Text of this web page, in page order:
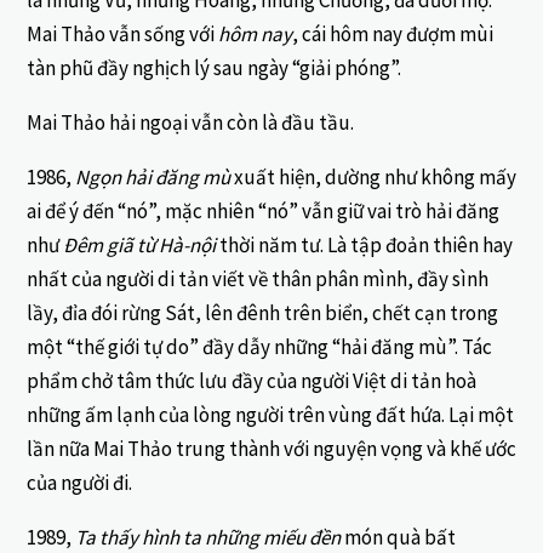
Mai Thảo vẫn sống vớihôm nay, cái hôm nay đượm mùi
tàn phũ đầy nghịch lý sau ngày “giải phóng”.
Mai Thảo hải ngoại vẫn còn là đầu tầu.
1986, Ngọn hải đăng mùxuất hiện, dường như không mấy
ai để ý đến “nó”, mặc nhiên “nó” vẫn giữ vai trò hải đăng
nhưĐêm giã từ Hà-nộithời năm tư. Là tập đoản thiên hay
nhất của người di tản viết về thân phân mình, đầy sình
lầy, đỉa đói rừng Sát, lên đênh trên biển, chết cạn trong
một “thế giới tự do” đầy dẫy những “hải đăng mù”. Tác
phẩm chở tâm thức lưu đầy của người Việt di tản hoà
những ấm lạnh của lòng người trên vùng đất hứa. Lại một
lần nữa Mai Thảo trung thành với nguyện vọng và khế ước
của người đi.
1989, Ta thấy hình ta những miếu đềnmón quà bất